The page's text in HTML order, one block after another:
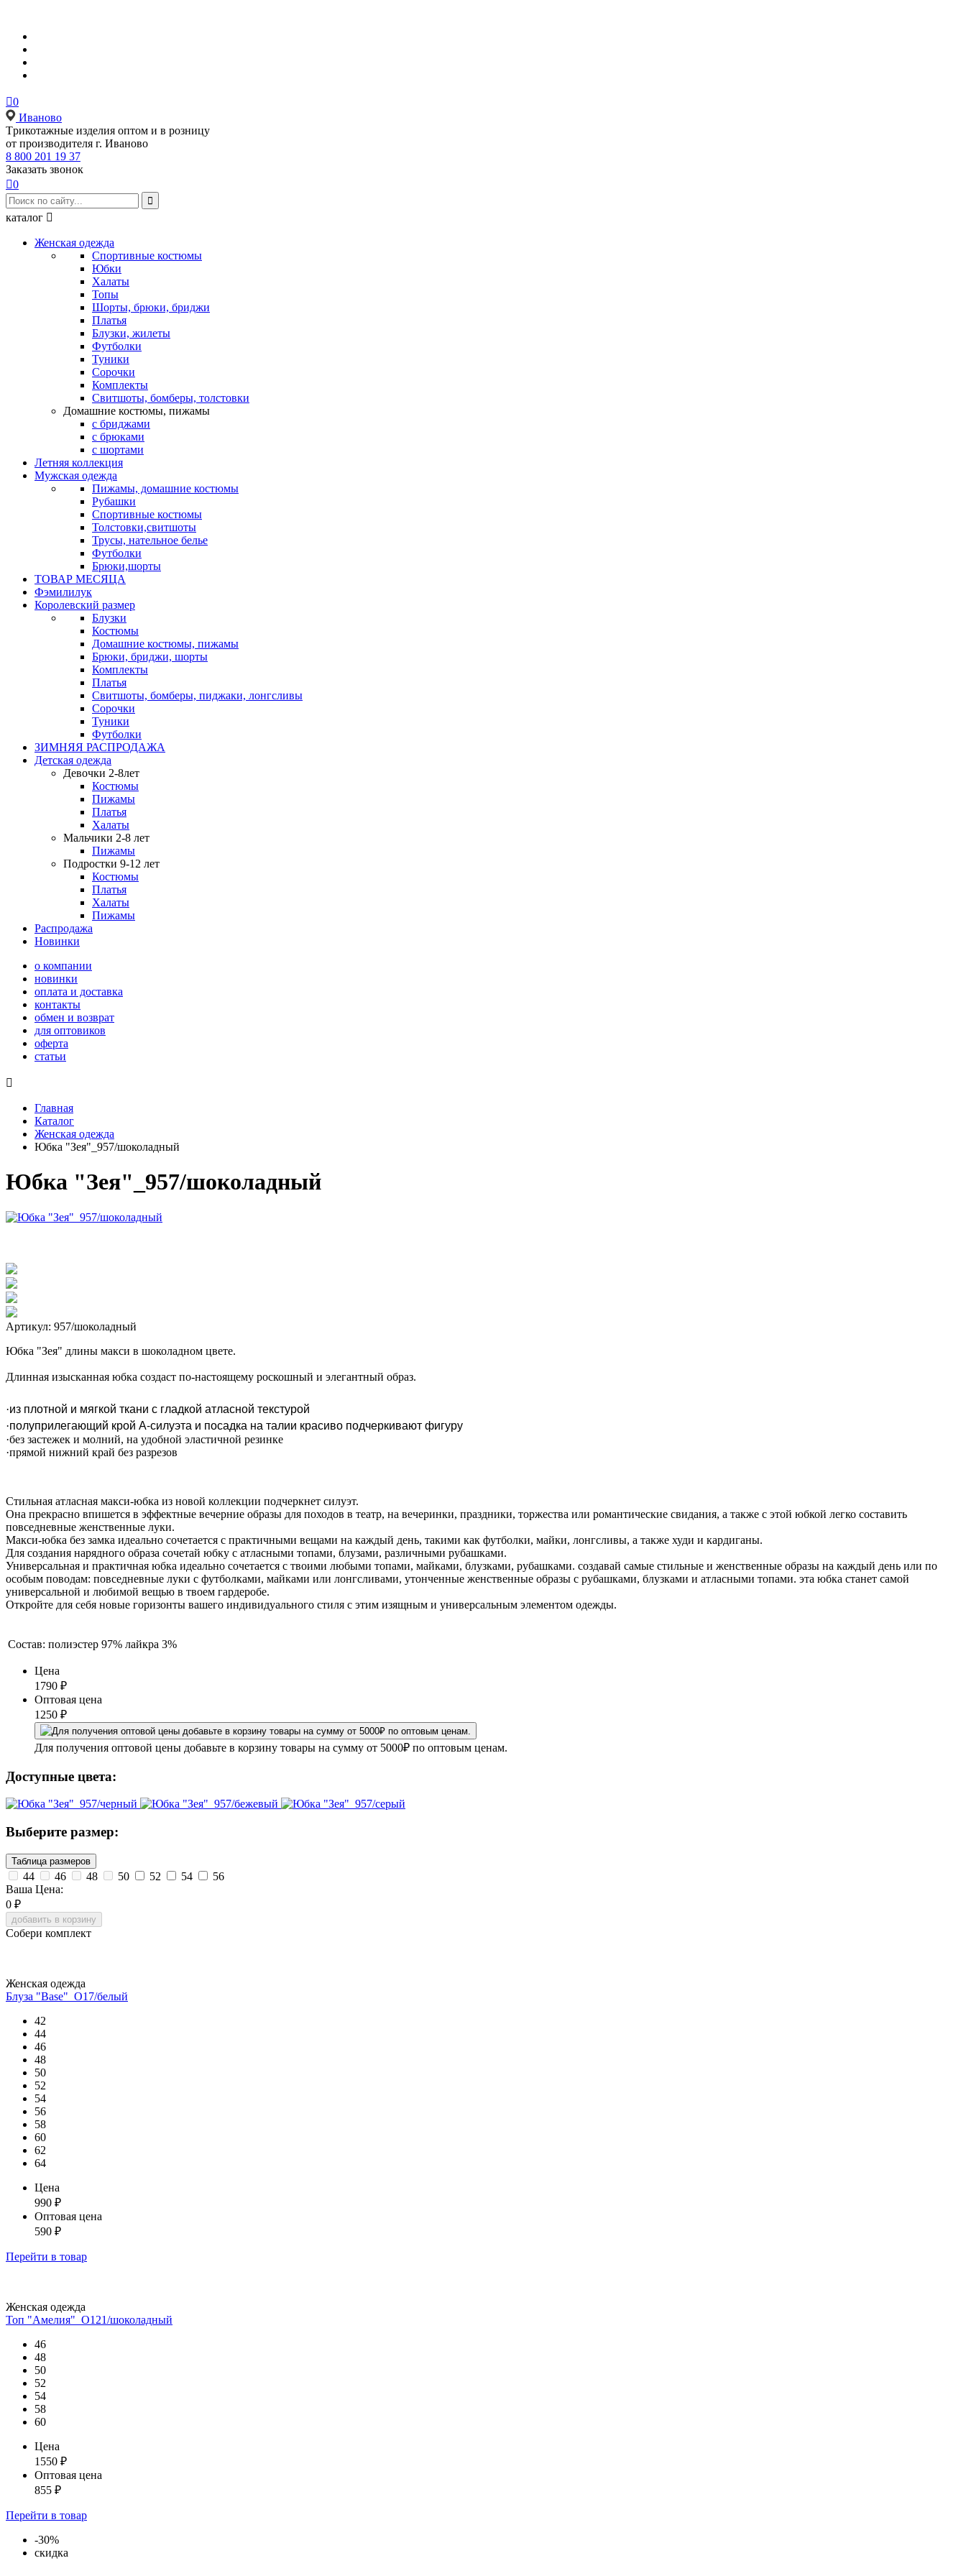
0
Иваново
Tрикотажные изделия оптом и в розницу
от производителя г. Иваново
8 800 201 19 37
Заказать звонок
0

каталог 
Женская одежда
Спортивные костюмы
Юбки
Халаты
Топы
Шорты, брюки, бриджи
Платья
Блузки, жилеты
Футболки
Туники
Сорочки
Комплекты
Свитшоты, бомберы, толстовки
Домашние костюмы, пижамы
с бриджами
с брюками
с шортами
Летняя коллекция
Мужская одежда
Пижамы, домашние костюмы
Рубашки
Спортивные костюмы
Толстовки,свитшоты
Трусы, нательное белье
Футболки
Брюки,шорты
ТОВАР МЕСЯЦА
Фэмилилук
Королевский размер
Блузки
Костюмы
Домашние костюмы, пижамы
Брюки, бриджи, шорты
Комплекты
Платья
Свитшоты, бомберы, пиджаки, лонгсливы
Сорочки
Туники
Футболки
ЗИМНЯЯ РАСПРОДАЖА
Детская одежда
Девочки 2-8лет
Костюмы
Пижамы
Платья
Халаты
Мальчики 2-8 лет
Пижамы
Подростки 9-12 лет
Костюмы
Платья
Халаты
Пижамы
Распродажа
Новинки
о компании
новинки
оплата и доставка
контакты
обмен и возврат
для оптовиков
оферта
статьи

Главная
Каталог
Женская одежда
Юбка "Зея"_957/шоколадный
Юбка "Зея"_957/шоколадный
Артикул: 957/шоколадный
Юбка "Зея" длины макси в шоколадном цвете.
Длинная изысканная юбка создаст по-настоящему роскошный и элегантный образ.
·из плотной и мягкой ткани с гладкой атласной текстурой
·полуприлегающий крой А-силуэта и посадка на талии красиво подчеркивают фигуру
·без застежек и молний, на удобной эластичной резинке
·прямой нижний край без разрезов
Стильная атласная макси-юбка из новой коллекции подчеркнет силуэт.
Она прекрасно впишется в эффектные вечерние образы для походов в театр, на вечеринки, праздники, торжества или романтические свидания, а также с этой юбкой легко составить
повседневные женственные луки.
Макси-юбка без замка идеально сочетается с практичными вещами на каждый день, такими как футболки, майки, лонгсливы, а также худи и кардиганы.
Для создания нарядного образа сочетай юбку с атласными топами, блузами, различными рубашками.
Универсальная и практичная юбка идеально сочетается с твоими любыми топами, майками, блузками, рубашками. создавай самые стильные и женственные образы на каждый день или по
особым поводам: повседневные луки с футболками, майками или лонгсливами, утонченные женственные образы с рубашками, блузками и атласными топами. эта юбка станет самой
универсальной и любимой вещью в твоем гардеробе.
Откройте для себя новые горизонты вашего индивидуального стиля с этим изящным и универсальным элементом одежды.
Состав: полиэстер 97% лайкра 3%
Цена
1790 ₽
Оптовая цена
1250 ₽
Для получения оптовой цены добавьте в корзину товары на сумму от 5000₽ по оптовым ценам.
Доступные цвета:
Выберите размер:
Таблица размеров
44 46 48 50 52 54
56
Ваша Цена:
0 ₽
добавить в корзину
Собери комплект
Женская одежда
Блуза "Base"_О17/белый
42
44
46
48
50
52
54
56
58
60
62
64
Цена
990 ₽
Оптовая цена
590 ₽
Перейти в товар
Женская одежда
Топ "Амелия"_О121/шоколадный
46
48
50
52
54
58
60
Цена
1550 ₽
Оптовая цена
855 ₽
Перейти в товар
-30%
скидка